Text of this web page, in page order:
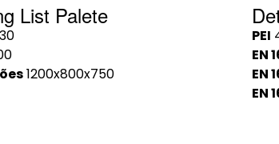
List Palete
30
1200x800x750
PEI
EN
EN
EN